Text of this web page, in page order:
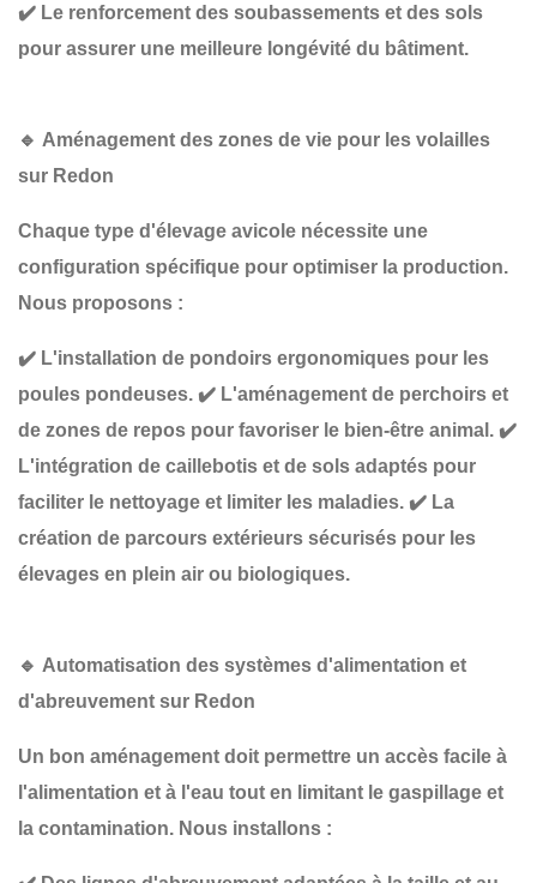
✔️ Le renforcement des soubassements et des sols
pour assurer une meilleure longévité du bâtiment.
🔹 Aménagement des zones de vie pour les volailles
sur Redon
Chaque type d'élevage avicole nécessite une
configuration spécifique pour optimiser la production.
Nous proposons :
✔️ L'installation de pondoirs ergonomiques pour les
poules pondeuses. ✔️ L'aménagement de perchoirs et
de zones de repos pour favoriser le bien-être animal. ✔️
L'intégration de caillebotis et de sols adaptés pour
faciliter le nettoyage et limiter les maladies. ✔️ La
création de parcours extérieurs sécurisés pour les
élevages en plein air ou biologiques.
🔹 Automatisation des systèmes d'alimentation et
d'abreuvement sur Redon
Un bon aménagement doit permettre un accès facile à
l'alimentation et à l'eau tout en limitant le gaspillage et
la contamination. Nous installons :